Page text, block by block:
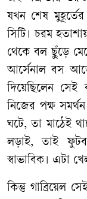
যখন শেষ
সিটি। চরম
থেকে বল ছুঁড়ে
আর্সেনাল বস
দিয়েছিলেন সেই
নিজের পক্ষ
ঘটে, তা মাঠেই
লড়াই, তাই
স্বাভাবিক। এটা
কিন্তু গাব্রিয়েল